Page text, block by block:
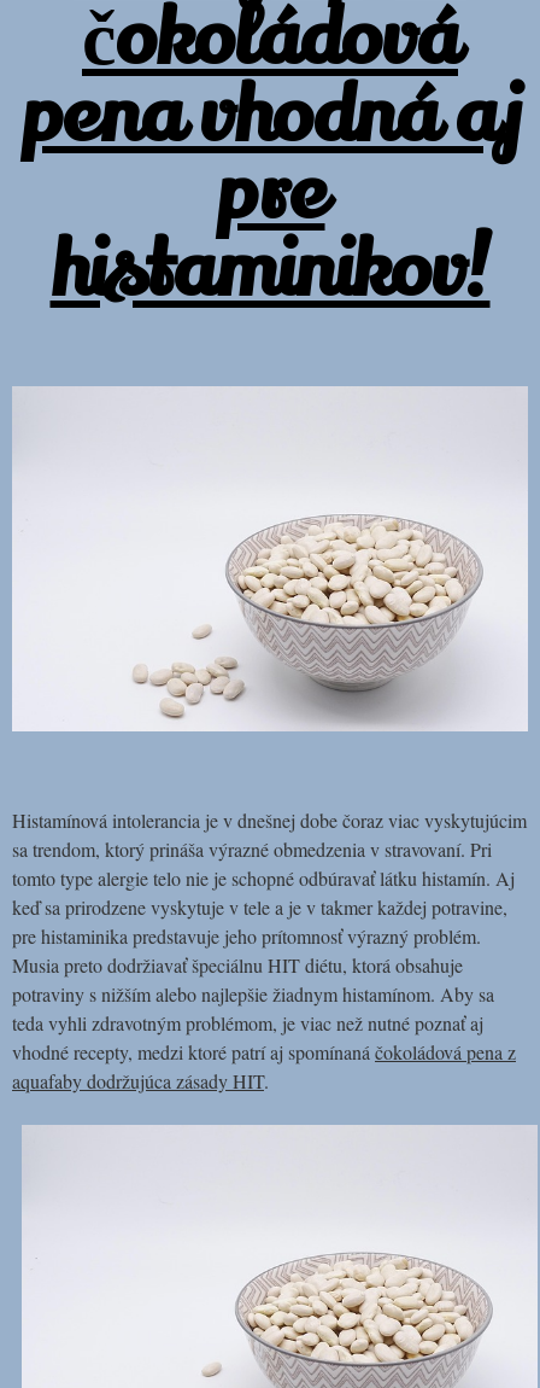
čokoládová
pena vhodná aj
pre
histaminikov!
Histamínová intolerancia je v dnešnej dobe čoraz viac vyskytujúcim
sa trendom, ktorý prináša výrazné obmedzenia v stravovaní. Pri
tomto type alergie telo nie je schopné odbúravať látku histamín. Aj
keď sa prirodzene vyskytuje v tele a je v takmer každej potravine,
pre histaminika predstavuje jeho prítomnosť výrazný problém.
Musia preto dodržiavať špeciálnu HIT diétu, ktorá obsahuje
potraviny s nižším alebo najlepšie žiadnym histamínom. Aby sa
teda vyhli zdravotným problémom, je viac než nutné poznať aj
vhodné recepty, medzi ktoré patrí aj spomínaná čokoládová pena z
aquafaby dodržujúca zásady HIT.